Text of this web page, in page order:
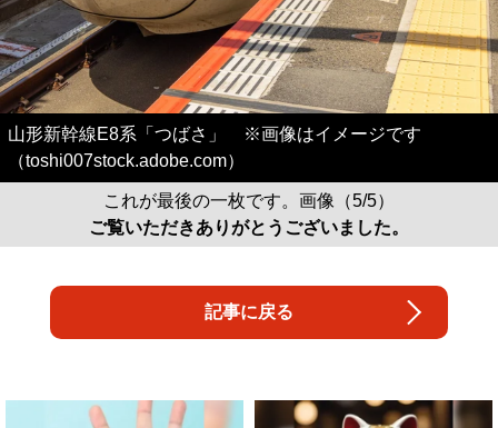
山形新幹線E8系「つばさ」 ※画像はイメージです
（toshi007stock.adobe.com）
これが最後の一枚です。画像（5/5）
ご覧いただきありがとうございました。
記事に戻る